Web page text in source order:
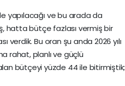
yapılacağı ve bu arada da
hatta bütçe fazlası vermiş bir
verdik. Bu oran şu anda 2026 yılı
rahat, planlı ve güçlü
bütçeyi yüzde 44 ile bitirmiştik;